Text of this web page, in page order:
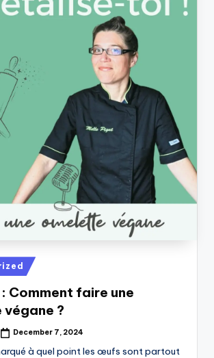
Comment faire une
?
December 7, 2024
à quel point les œufs sont partout